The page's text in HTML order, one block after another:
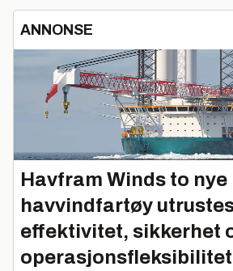
ANNONSE
Havfram Winds to nye
havvindfartøy
effektivitet, sikkerhet
operasjonsfleksibilitet